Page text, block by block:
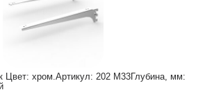
Цвет: хром.Артикул: 202 M33Глубина, мм: